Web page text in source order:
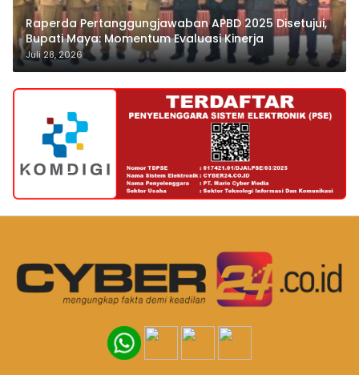
Raperda Pertanggungjawaban APBD 2025 Disetujui,
Bupati Maya: Momentum Evaluasi Kinerja
Juli 28, 2026